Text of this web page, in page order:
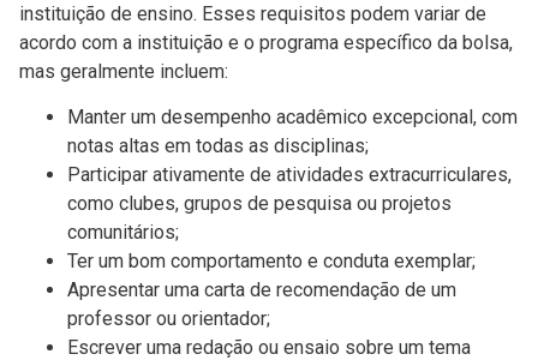
instituição de ensino. Esses requisitos podem variar de
acordo com a instituição e o programa específico da bolsa,
mas geralmente incluem:
Manter um desempenho acadêmico excepcional, com
notas altas em todas as disciplinas;
Participar ativamente de atividades extracurriculares,
como clubes, grupos de pesquisa ou projetos
comunitários;
Ter um bom comportamento e conduta exemplar;
Apresentar uma carta de recomendação de um
professor ou orientador;
Escrever uma redação ou ensaio sobre um tema